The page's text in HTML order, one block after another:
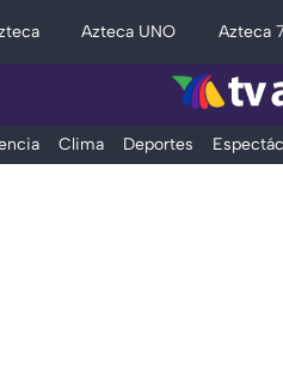
Azteca UNO Azteca
Clima Deportes